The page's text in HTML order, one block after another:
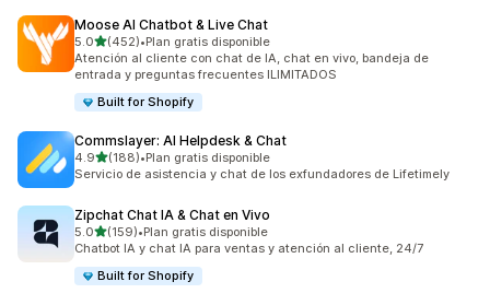
Moose AI Chatbot & Live Chat
5.0de 5 estrellas
(452)
452 reseñas en total
•Plan gratis disponible
Atención al cliente con chat de IA, chat en vivo, bandeja de
entrada y preguntas frecuentes ILIMITADOS
Built for Shopify
Commslayer: AI Helpdesk & Chat
4.9de 5 estrellas
(188)
188 reseñas en total
•Plan gratis disponible
Servicio de asistencia y chat de los exfundadores de Lifetimely
Zipchat Chat IA & Chat en Vivo
5.0de 5 estrellas
(159)
159 reseñas en total
•Plan gratis disponible
Chatbot IA y chat IA para ventas y atención al cliente, 24/7
Built for Shopify